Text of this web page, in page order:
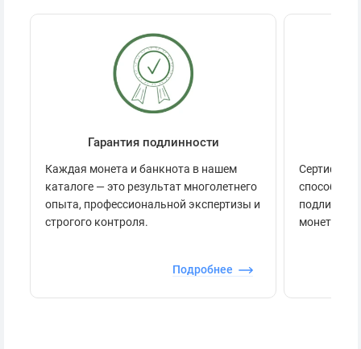
Гарантия подлинности
Каждая монета и банкнота в нашем
каталоге — это результат многолетнего
опыта, профессиональной экспертизы и
строгого контроля.
Подробнее
способов
монеты.